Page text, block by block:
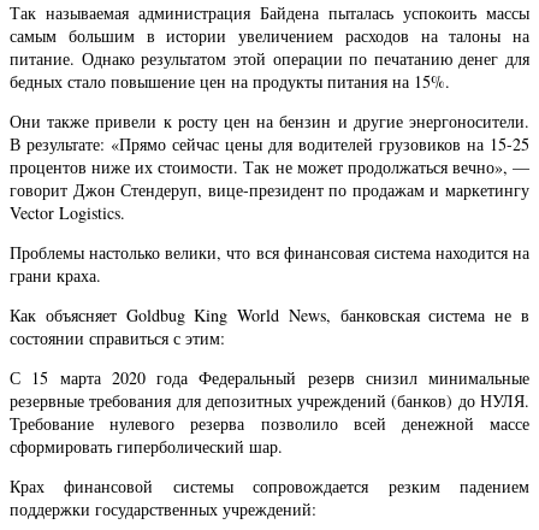
Так называемая администрация Байдена пыталась успокоить массы
самым большим в истории увеличением расходов на талоны на
питание. Однако результатом этой операции по печатанию денег для
бедных стало повышение цен на продукты питания на 15%.
Они также привели к росту цен на бензин и другие энергоносители.
В результате: «Прямо сейчас цены для водителей грузовиков на 15-25
процентов ниже их стоимости. Так не может продолжаться вечно», —
говорит Джон Стендеруп, вице-президент по продажам и маркетингу
Vector Logistics.
Проблемы настолько велики, что вся финансовая система находится на
грани краха.
Как объясняет Goldbug King World News, банковская система не в
состоянии справиться с этим:
С 15 марта 2020 года Федеральный резерв снизил минимальные
резервные требования для депозитных учреждений (банков) до НУЛЯ.
Требование нулевого резерва позволило всей денежной массе
сформировать гиперболический шар.
Крах финансовой системы сопровождается резким падением
поддержки государственных учреждений: